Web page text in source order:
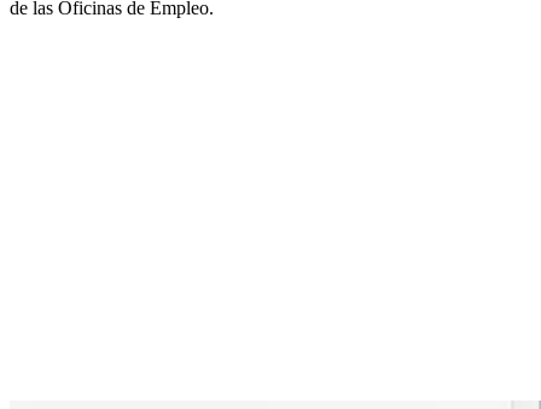
de las Oficinas de Empleo.